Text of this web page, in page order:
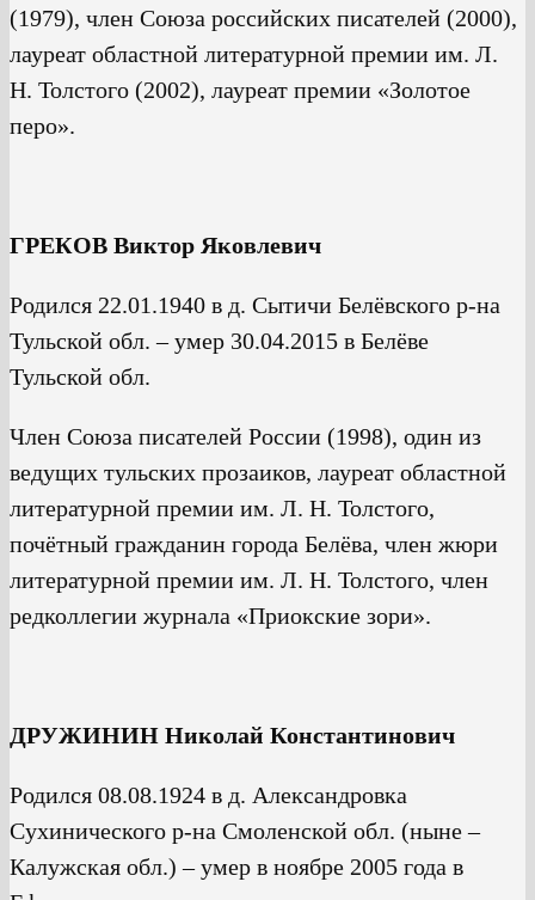
(1979), член Союза российских писателей (2000),
лауреат областной литературной премии им. Л.
Н. Толстого (2002), лауреат премии «Золотое
перо».
ГРЕКОВ Виктор Яковлевич
Родился 22.01.1940 в д. Сытичи Белёвского р-на
Тульской обл. – умер 30.04.2015 в Белёве
Тульской обл.
Член Союза писателей России (1998), один из
ведущих тульских прозаиков, лауреат областной
литературной премии им. Л. Н. Толстого,
почётный гражданин города Белёва, член жюри
литературной премии им. Л. Н. Толстого, член
редколлегии журнала «Приокские зори».
ДРУЖИНИН Николай Константинович
Родился 08.08.1924 в д. Александровка
Сухинического р-на Смоленской обл. (ныне –
Калужская обл.) – умер в ноябре 2005 года в